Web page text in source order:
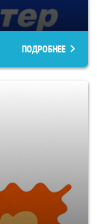
ПОДРОБНЕЕ